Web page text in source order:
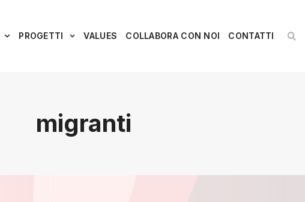
PROGETTI VALUES COLLABORA CON NOI CONTATTI
migranti